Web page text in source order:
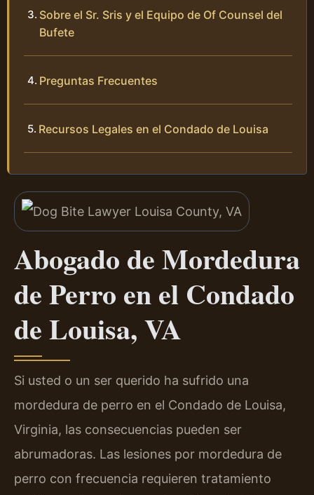
Sobre el Sr. Sris y el Equipo de Of Counsel del
Bufete
Preguntas Frecuentes
Recursos Legales en el Condado de Louisa
Abogado de Mordedura
de Perro en el Condado
de Louisa, VA
Si usted o un ser querido ha sufrido una
mordedura de perro en el Condado de Louisa,
Virginia, las consecuencias pueden ser
abrumadoras. Las lesiones por mordedura de
perro con frecuencia requieren tratamiento